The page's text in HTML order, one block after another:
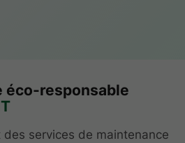
éco-responsable
des services de maintenance